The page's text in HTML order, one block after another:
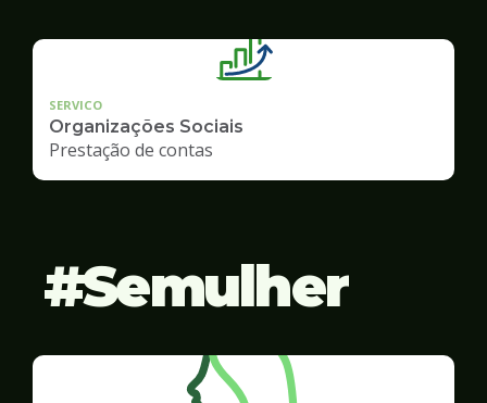
SERVICO
Organizações Sociais
Prestação de contas
Semulher